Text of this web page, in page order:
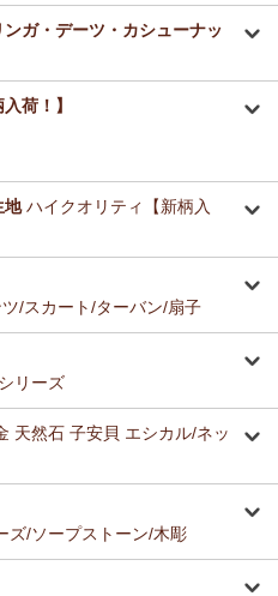
ガ・デーツ・カシューナッ
荷！】
地ハイクオリティ【新柄入
/スカート/ターバン/扇子
リーズ
天然石 子安貝 エシカル/ネッ
ズ/ソープストーン/木彫